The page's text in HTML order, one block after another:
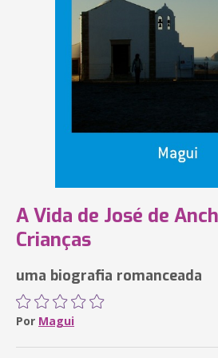
A Vida de José de
Crianças
uma biografia romanceada
Por Magui